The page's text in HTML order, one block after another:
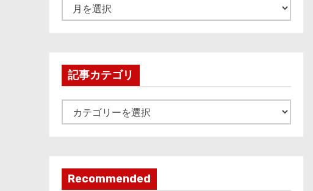
r
v
記事カテゴリ
事
ゴRecommended